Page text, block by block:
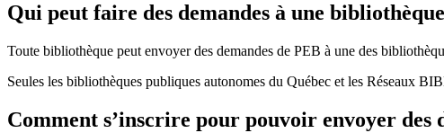
Qui peut faire des demandes à une
Toute bibliothèque peut envoyer des demandes de PEB à une des
Seules les bibliothèques publiques autonomes du Québec et les Réseaux
Comment s’inscrire pour pouvoir envoyer des